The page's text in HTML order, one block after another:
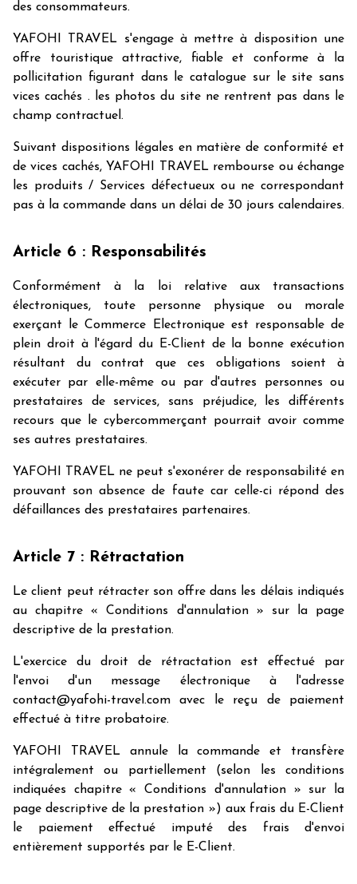
des consommateurs.
YAFOHI TRAVEL s'engage à mettre à disposition une
offre touristique attractive, fiable et conforme à la
pollicitation figurant dans le catalogue sur le site sans
vices cachés . les photos du site ne rentrent pas dans le
champ contractuel.
Suivant dispositions légales en matière de conformité et
de vices cachés, YAFOHI TRAVEL rembourse ou échange
les produits / Services défectueux ou ne correspondant
pas à la commande dans un délai de 30 jours calendaires.
Article 6 : Responsabilités
Conformément à la loi relative aux transactions
électroniques, toute personne physique ou morale
exerçant le Commerce Electronique est responsable de
plein droit à l'égard du E-Client de la bonne exécution
résultant du contrat que ces obligations soient à
exécuter par elle-même ou par d'autres personnes ou
prestataires de services, sans préjudice, les différents
recours que le cybercommerçant pourrait avoir comme
ses autres prestataires.
YAFOHI TRAVEL ne peut s'exonérer de responsabilité en
prouvant son absence de faute car celle-ci répond des
défaillances des prestataires partenaires.
Article 7 : Rétractation
Le client peut rétracter son offre dans les délais indiqués
au chapitre « Conditions d'annulation » sur la page
descriptive de la prestation.
L'exercice du droit de rétractation est effectué par
l'envoi d'un message électronique à l'adresse
contact@yafohi-travel.com avec le reçu de paiement
effectué à titre probatoire.
YAFOHI TRAVEL annule la commande et transfère
intégralement ou partiellement (selon les conditions
indiquées chapitre « Conditions d'annulation » sur la
page descriptive de la prestation ») aux frais du E-Client
le paiement effectué imputé des frais d'envoi
entièrement supportés par le E-Client.